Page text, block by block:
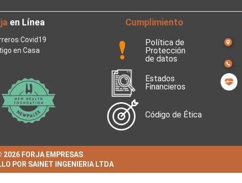
en Línea
Covid19
en Casa
Cumplimiento
Política de
Protección
de datos
Estados
Financieros
Código de Ética
2026 FORJA EMPRESAS
POR SAINET INGENIERIA LTDA